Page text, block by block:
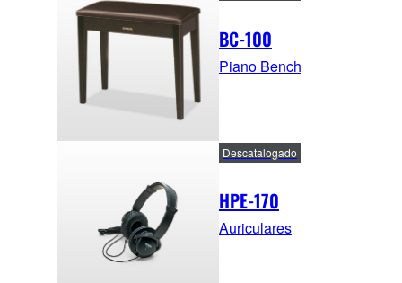
BC-100
Piano Bench
HPE-170
Descatalogado
Auriculares